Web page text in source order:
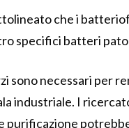
che i
specifici batteri
sono necessari per
industriale. I
purificazione